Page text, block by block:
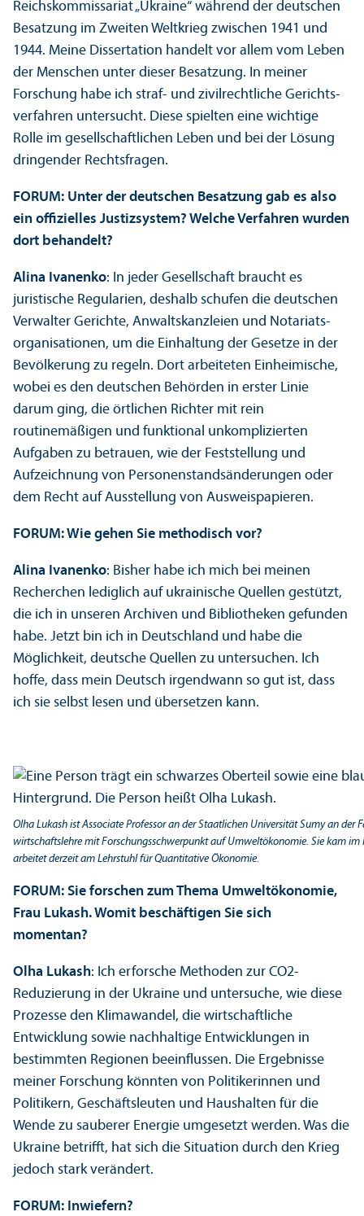
Reichskommissariat „Ukraine“ während der deutschen
Besatzung im Zweiten Weltkrieg zwischen 1941 und
1944. Meine Dissertation handelt vor allem vom Leben
der Menschen unter dieser Besatzung. In meiner
Forschung habe ich straf- und zivilrechtliche Gerichts­
verfahren unter­sucht. Diese spielten eine wichtige
Rolle im gesellschaft­lichen Leben und bei der Lösung
dringender Rechts­fragen.
FORUM: Unter der deutschen Besatzung gab es also
ein offizielles Justiz­system? Welche Verfahren wurden
dort behandelt?
Alina Ivanenko: In jeder Gesellschaft braucht es
juristische Regularien, deshalb schufen die deutschen
Verwalter Gerichte, Anwaltskanzleien und Notariats­
organisationen, um die Einhaltung der Gesetze in der
Bevölkerung zu regeln. Dort arbeiteten Einheimische,
wobei es den deutschen Behörden in erster Linie
darum ging, die örtlichen Richter mit rein
routinemäßigen und funktional unkomplizierten
Aufgaben zu betrauen, wie der Feststellung und
Aufzeichnung von Personenstandsänderungen oder
dem Recht auf Ausstellung von Ausweispapieren.
FORUM: Wie gehen Sie methodisch vor?
Alina Ivanenko: Bisher habe ich mich bei meinen
Recherchen lediglich auf ukrainische Quellen gestützt,
die ich in unseren Archiven und Bibliotheken gefunden
habe. Jetzt bin ich in Deutschland und habe die
Möglichkeit, deutsche Quellen zu unter­suchen. Ich
hoffe, dass mein Deutsch irgendwann so gut ist, dass
ich sie selbst lesen und übersetzen kann.
Olha Lukash ist Associate Professor an der Staatlichen Universität Sumy an
wirtschafts­lehre mit Forschungs­schwerpunkt auf Umweltökonomie. Sie kam
arbeitet derzeit am Lehr­stuhl für Quanti­tative Ökonomie.
FORUM: Sie forschen zum Thema Umweltökonomie,
Frau Lukash. Womit beschäftigen Sie sich
momentan?
Olha Lukash: Ich erforsche Methoden zur CO2-
Reduzierung in der Ukraine und unter­suche, wie diese
Prozesse den Klimawandel, die wirtschaft­liche
Entwicklung sowie nachhaltige Entwicklungen in
bestimmten Regionen beeinflussen. Die Ergebnisse
meiner Forschung könnten von Politikerinnen und
Politikern, Geschäfts­leuten und Haushalten für die
Wende zu sauberer Energie umgesetzt werden. Was die
Ukraine betrifft, hat sich die Situation durch den Krieg
jedoch stark verändert.
FORUM: Inwiefern?